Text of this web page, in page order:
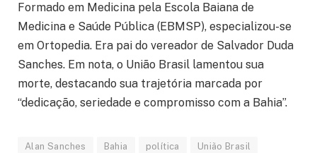
Formado em Medicina pela Escola Baiana de
Medicina e Saúde Pública (EBMSP), especializou-se
em Ortopedia. Era pai do vereador de Salvador Duda
Sanches. Em nota, o União Brasil lamentou sua
morte, destacando sua trajetória marcada por
“dedicação, seriedade e compromisso com a Bahia”.
Alan Sanches Bahia política União Brasil